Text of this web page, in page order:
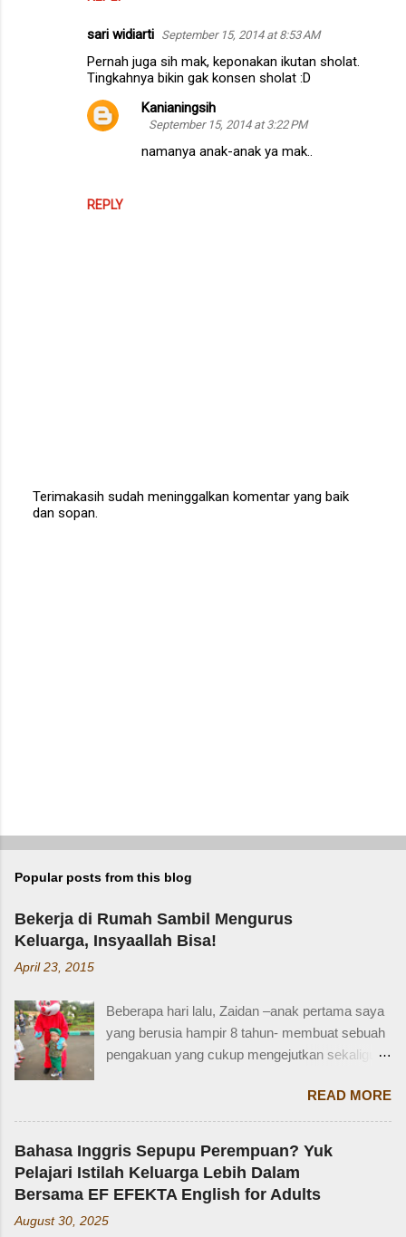
sari widiarti September 15, 2014 at 8:53 AM
Pernah juga sih mak, keponakan ikutan sholat.
Tingkahnya bikin gak konsen sholat :D
REPLY
Kanianingsih
September 15, 2014 at 3:22 PM
namanya anak-anak ya mak..
P
Terimakasih sudah meninggalkan komentar yang baik
dan sopan.
Popular posts from this blog
Bekerja di Rumah Sambil Mengurus
Keluarga, Insyaallah Bisa!
April 23, 2015
Beberapa hari lalu, Zaidan –anak pertama saya
yang berusia hampir 8 tahun- membuat sebuah
pengakuan yang cukup mengejutkan sekaligus
Zaidan: “Mi, waktu kakak kecil, kakak pernah
ditinggal beli sayur sama mba. Waktu itu
kakaknya lagi tidur. Terus kakak nangis. Sama
tetangga, kakak diajak main dan dipinjami
mainan.” Saya langsung memberondong Zaidan
dengan berbagai pertanyaan. Mbak yang
mana? Tetangga yang mana? Kejadiannya
READ MORE
Bahasa Inggris Sepupu Perempuan? Yuk
Pelajari Istilah Keluarga Lebih Dalam
Bersama EF EFEKTA English for Adults
August 30, 2025